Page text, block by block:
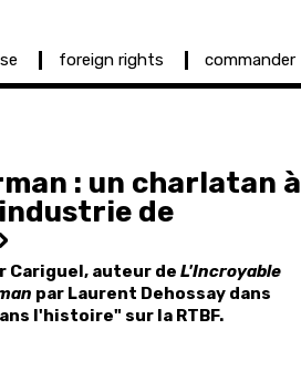
foreign rights commander
: un charlatan à
de
Cariguel, auteur de L'Incroyable
par Laurent Dehossay dans
l'histoire" sur la RTBF.